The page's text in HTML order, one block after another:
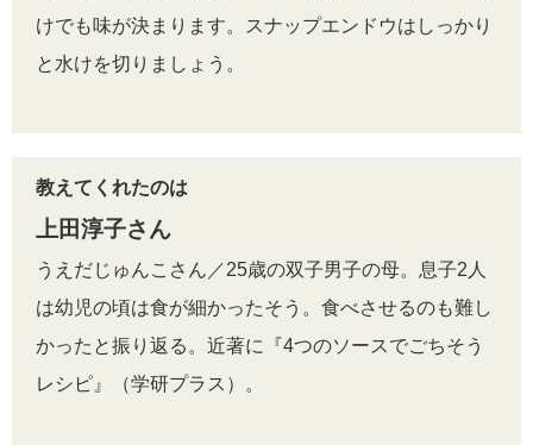
けでも味が決まります。スナップエンドウはしっかり
と水けを切りましょう。
教えてくれたのは
上田淳子さん
うえだじゅんこさん／25歳の双子男子の母。息子2人
は幼児の頃は食が細かったそう。食べさせるのも難し
かったと振り返る。近著に『4つのソースでごちそう
レシピ』（学研プラス）。